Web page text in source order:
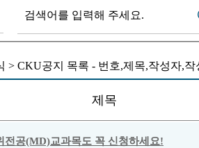
> CKU공지 목록 - 번호,제목,작성자,
제목
전공(MD)교과목도 꼭 신청하세요!